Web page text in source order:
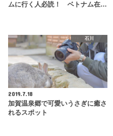
ムに行く人必読！ ベトナム在…
石川
2019.7.18
加賀温泉郷で可愛いうさぎに癒さ
れるスポット